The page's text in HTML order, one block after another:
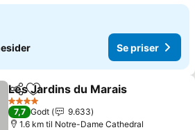
Se priser
Del Føj til favoritter
Les Jardins du Marais
4 Stjerner
7,7 Godt
9.633
1.6 km til Notre-Dame Cathedral